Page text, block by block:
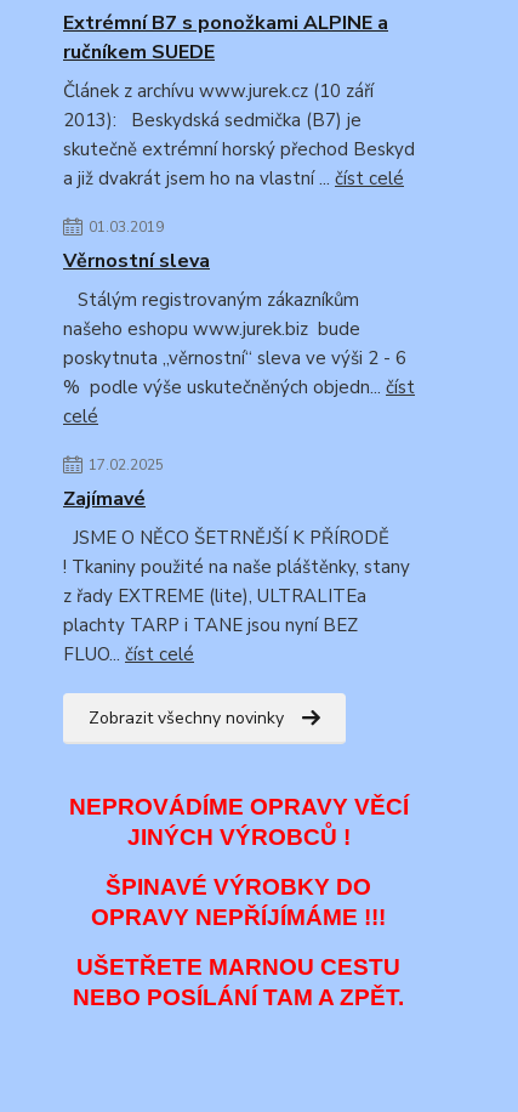
Extrémní B7 s ponožkami ALPINE a
ručníkem SUEDE
Článek z archívu www.jurek.cz (10 září
2013): Beskydská sedmička (B7) je
skutečně extrémní horský přechod Beskyd
a již dvakrát jsem ho na vlastní ... číst celé
01.03.2019
Věrnostní sleva
Stálým registrovaným zákazníkům
našeho eshopu www.jurek.biz bude
poskytnuta „věrnostní“ sleva ve výši 2 - 6
% podle výše uskutečněných objedn... číst
celé
17.02.2025
Zajímavé
JSME O NĚCO ŠETRNĚJŠÍ K PŘÍRODĚ
! Tkaniny použité na naše pláštěnky, stany
z řady EXTREME (lite), ULTRALITEa
plachty TARP i TANE jsou nyní BEZ
FLUO... číst celé
Zobrazit všechny novinky
NEPROVÁDÍME OPRAVY VĚCÍ
JINÝCH VÝROBCŮ !
ŠPINAVÉ VÝROBKY DO
OPRAVY NEPŘÍJÍMÁME !!!
UŠETŘETE MARNOU CESTU
NEBO POSÍLÁNÍ TAM A ZPĚT.